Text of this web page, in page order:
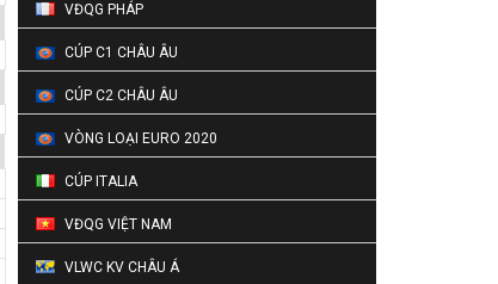
VĐQG PHÁP
CÚP C1 CHÂU ÂU
CÚP C2 CHÂU ÂU
VÒNG LOẠI EURO 2020
CÚP ITALIA
VĐQG VIỆT NAM
VLWC KV CHÂU Á